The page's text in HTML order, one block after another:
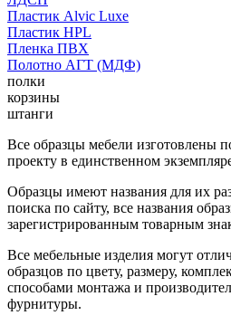
Пластик Alvic Luxe
Пластик HPL
Пленка ПВХ
Полотно АГТ (МДФ)
полки
корзины
штанги
Все образцы мебели изготовлены
проекту в единственном
Образцы имеют названия для их
поиска по сайту, все названия
зарегистрированным товарным
Все мебельные изделия могут
образцов по цвету, размеру,
способами монтажа и
фурнитуры.